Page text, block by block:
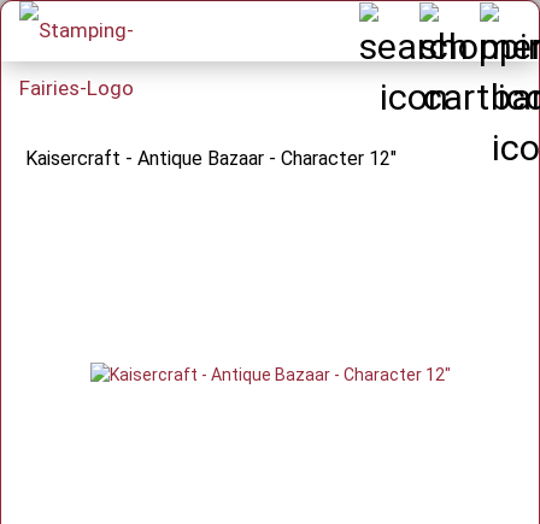
Kaisercraft - Antique Bazaar - Character 12"